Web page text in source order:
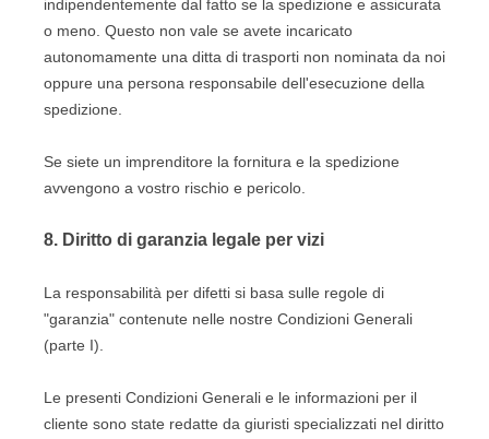
indipendentemente dal fatto se la spedizione e assicurata
o meno. Questo non vale se avete incaricato
autonomamente una ditta di trasporti non nominata da noi
oppure una persona responsabile dell'esecuzione della
spedizione.
Se siete un imprenditore la fornitura e la spedizione
avvengono a vostro rischio e pericolo.
8. Diritto di garanzia legale per vizi
La responsabilità per difetti si basa sulle regole di
"garanzia" contenute nelle nostre Condizioni Generali
(parte I).
Le presenti Condizioni Generali e le informazioni per il
cliente sono state redatte da giuristi specializzati nel diritto